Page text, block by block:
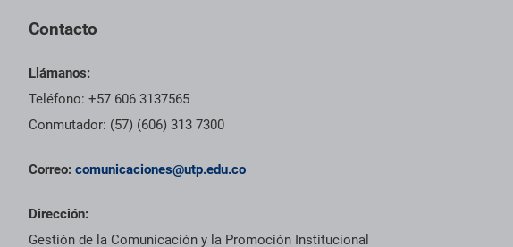
Contacto
Llámanos:
Teléfono: +57 606 3137565
Conmutador: (57) (606) 313 7300
Correo: comunicaciones@utp.edu.co
Dirección:
Gestión de la Comunicación y la Promoción Institucional